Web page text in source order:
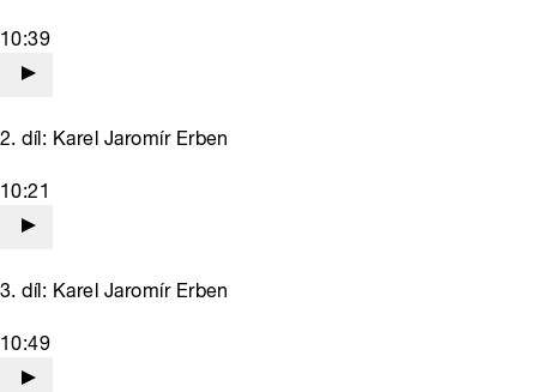
10:39
2. díl: Karel Jaromír Erben
10:21
3. díl: Karel Jaromír Erben
10:49